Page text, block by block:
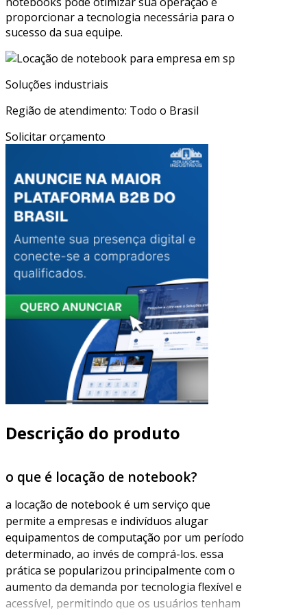
proporcionar a tecnologia necessária para o
sucesso da sua equipe.
Soluções industriais
Região de atendimento: Todo o Brasil
Solicitar orçamento
Descrição do produto
o que é locação de notebook?
a locação de notebook é um serviço que
permite a empresas e indivíduos alugar
equipamentos de computação por um período
determinado, ao invés de comprá-los. essa
prática se popularizou principalmente com o
aumento da demanda por tecnologia flexível e
acessível, permitindo que os usuários tenham